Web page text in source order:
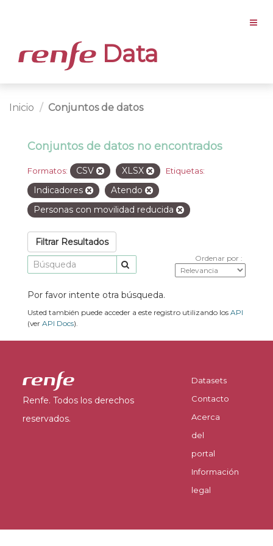
Data
Inicio Conjuntos de datos
Conjuntos de datos no encontrados
Formatos: CSV XLSX Etiquetas:
Indicadores
Atendo
Personas con movilidad reducida
Filtrar Resultados
Ordenar por
Por favor intente otra búsqueda.
Usted también puede acceder a este registro utilizando los API
(ver API Docs).
Renfe. Todos los derechos
reservados.
Datasets
Contacto
Acerca
del
portal
Información
legal